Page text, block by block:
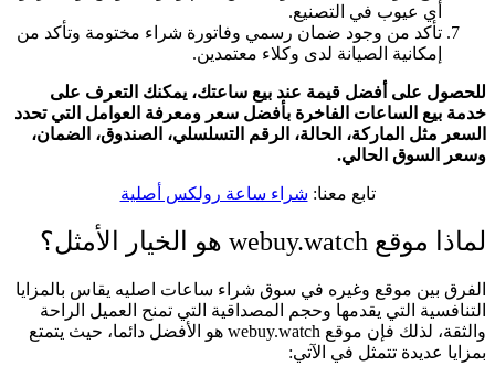
أي عيوب في التصنيع.
تأكد من وجود ضمان رسمي وفاتورة شراء مختومة وتأكد من
إمكانية الصيانة لدى وكلاء معتمدين.
للحصول على أفضل قيمة عند بيع ساعتك، يمكنك التعرف على
خدمة بيع الساعات الفاخرة بأفضل سعر ومعرفة العوامل التي تحدد
السعر مثل الماركة، الحالة، الرقم التسلسلي، الصندوق، الضمان،
وسعر السوق الحالي.
تابع معنا: شراء ساعة رولكس أصلية
لماذا موقع webuy.watch هو الخيار الأمثل؟
الفرق بين موقع وغيره في سوق شراء ساعات اصليه يقاس بالمزايا
التنافسية التي يقدمها وحجم المصداقية التي تمنح العميل الراحة
والثقة، لذلك فإن موقع webuy.watch هو الأفضل دائما، حيث يتمتع
بمزايا عديدة تتمثل في الآتي: